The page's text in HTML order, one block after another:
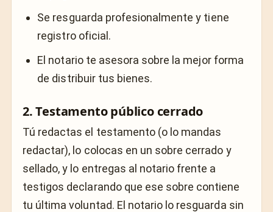
Se resguarda profesionalmente y tiene
registro oficial.
El notario te asesora sobre la mejor forma
de distribuir tus bienes.
2. Testamento público cerrado
Tú redactas el testamento (o lo mandas
redactar), lo colocas en un sobre cerrado y
sellado, y lo entregas al notario frente a
testigos declarando que ese sobre contiene
tu última voluntad. El notario lo resguarda sin